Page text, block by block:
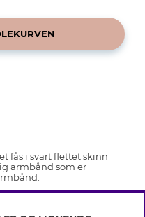
fås i svart flettet skinn
armbånd som er